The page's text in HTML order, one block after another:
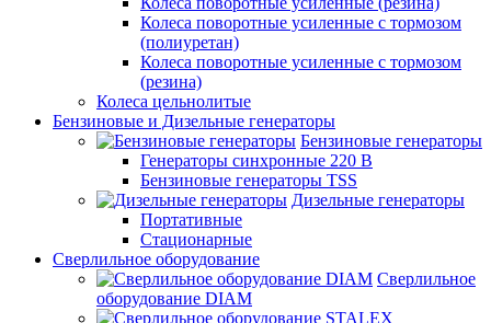
Колеса поворотные усиленные с тормозом
(полиуретан)
Колеса поворотные усиленные с тормозом
(резина)
Колеса цельнолитые
Бензиновые и Дизельные генераторы
Бензиновые генераторы
Генераторы синхронные 220 В
Бензиновые генераторы TSS
Дизельные генераторы
Портативные
Стационарные
Сверлильное оборудование
Сверлильное
оборудование DIAM